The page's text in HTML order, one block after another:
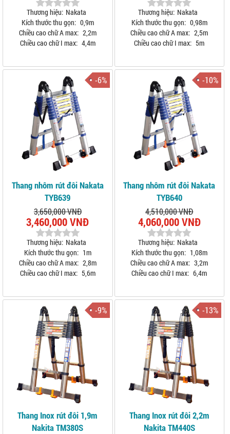
Thương hiệu: Nakata
Kích thước thu gọn: 0,9m
Chiều cao chữ A max: 2,2m
Chiều cao chữ I max: 4,4m
Thương hiệu: Nakata
Kích thước thu gọn: 0,98m
Chiều cao chữ A max: 2,5m
Chiều cao chữ I max: 5m
-6%
Thang nhôm rút đôi Nakata
TYB639
3,650,000 VNĐ
3,460,000 VNĐ
Thương hiệu: Nakata
Kích thước thu gọn: 1m
Chiều cao chữ A max: 2,8m
Chiều cao chữ I max: 5,6m
-10%
Thang nhôm rút đôi Nakata
TYB640
4,510,000 VNĐ
4,060,000 VNĐ
Thương hiệu: Nakata
Kích thước thu gọn: 1,08m
Chiều cao chữ A max: 3,2m
Chiều cao chữ I max: 6,4m
-9%
Thang Inox rút đôi 1,9m
Nakita TM380S
-13%
Thang Inox rút đôi 2,2m
Nakita TM440S